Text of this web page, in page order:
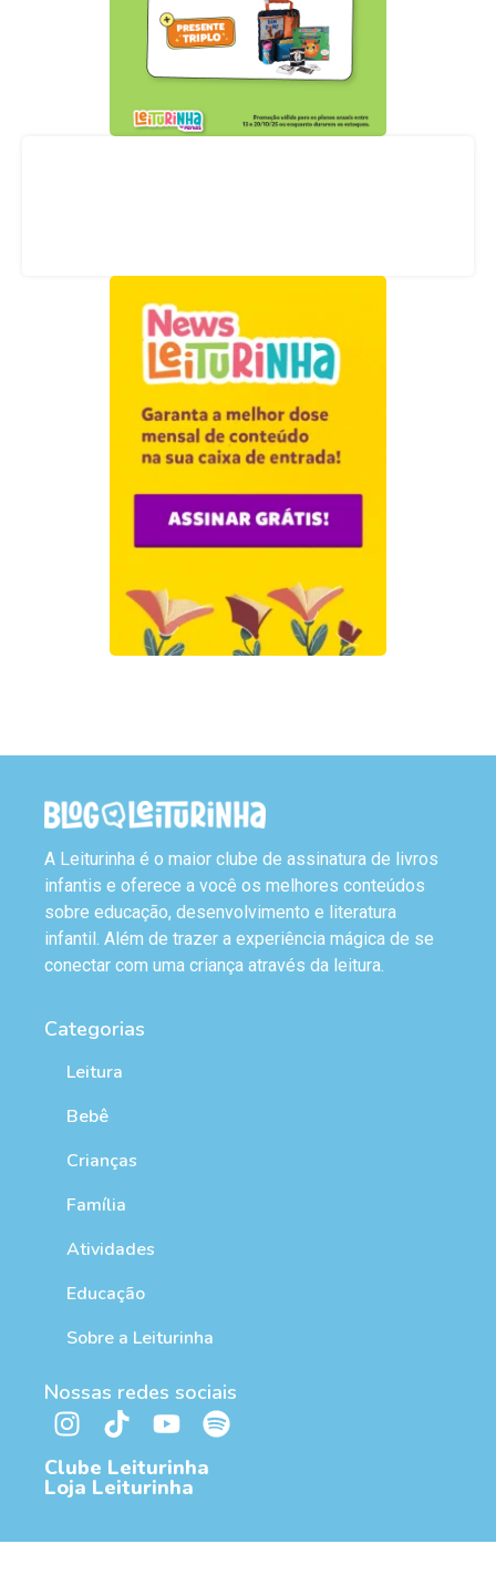
A Leiturinha é o maior clube de assinatura de livros
infantis e oferece a você os melhores conteúdos
sobre educação, desenvolvimento e literatura
infantil. Além de trazer a experiência mágica de se
conectar com uma criança através da leitura.
Categorias
Leitura
Bebê
Crianças
Família
Atividades
Educação
Sobre a Leiturinha
Nossas redes sociais
Clube Leiturinha
Loja Leiturinha